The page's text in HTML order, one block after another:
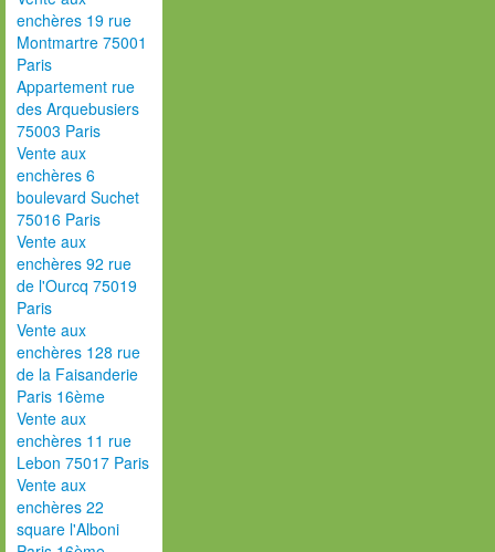
enchères 19 rue
Montmartre 75001
Paris
Appartement rue
des Arquebusiers
75003 Paris
Vente aux
enchères 6
boulevard Suchet
75016 Paris
Vente aux
enchères 92 rue
de l'Ourcq 75019
Paris
Vente aux
enchères 128 rue
de la Faisanderie
Paris 16ème
Vente aux
enchères 11 rue
Lebon 75017 Paris
Vente aux
enchères 22
square l'Alboni